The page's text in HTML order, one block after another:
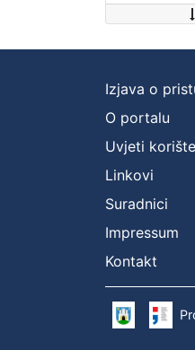
Izjava o
O portalu
Uvjeti
Linkovi
Suradnici
Impressum
Kontakt